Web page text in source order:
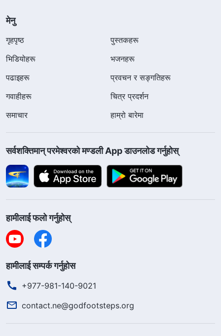
मेनु
गृहपृष्ठ
पुस्तकहरू
भिडियोहरू
भजनहरू
पढाइहरू
प्रवचन र सङ्गतिहरू
गवाहीहरू
चित्र प्रदर्शन
समाचार
हाम्रो बारेमा
सर्वशक्तिमान्‌ परमेश्‍वरको मण्डली App डाउनलोड गर्नुहोस्
हामीलाई फलो गर्नुहोस्
हामीलाई सम्पर्क गर्नुहोस
+977-981-140-9021
contact.ne@godfootsteps.org